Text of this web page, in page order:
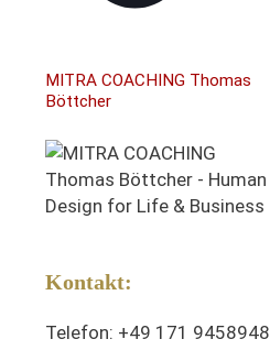
MITRA COACHING Thomas
Böttcher
Kontakt:
Telefon: +49 171 9458948